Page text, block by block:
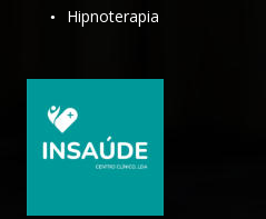
• Hipnoterapia